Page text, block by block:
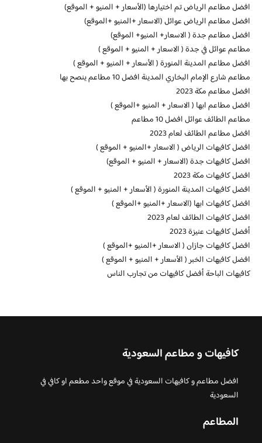
افضل مطاعم الرياض تم اختيارها (الأسعار + المنيو + الموقع)
افضل مطاعم الرياض عوائل (الاسعار +المنيو +الموقع)
افضل مطاعم جدة ( الاسعار+ المنيو+ الموقع)
مطاعم عوائل في جدة ( الاسعار + المنيو + الموقع )
افضل مطاعم المدينة المنورة ( الأسعار + المنيو + الموقع )
مطاعم شارع الإمام البخاري المدينة افضل 10 مطاعم ينصح بها
افضل مطاعم مكة 2023
افضل مطاعم ابها ( الاسعار + المنيو +الموقع )
مطاعم الطائف عوائل افضل 10 مطاعم
افضل مطاعم الطائف لعام 2023
افضل كافيهات الرياض ( الاسعار +المنيو + الموقع )
افضل كافيهات جدة (الاسعار + المنيو + الموقع)
افضل كافيهات مكة 2023
افضل كافيهات المدينة المنورة ( الأسعار + المنيو + الموقع )
افضل كافيهات ابها (الاسعار +المنيو +الموقع )
افضل كافيهات الطائف لعام 2023
أفضل كافيهات عنيزة 2023
افضل كافيهات جازان ( الاسعار +المنيو +الموقع )
افضل كافيهات الخبر ( الأسعار + المنيو + الموقع )
كافيهات الباحة أفضل كافيهات من تجارب الناس
كافيهات و مطاعم السعودية
افضل مطاعم و كافيهات السعودية في موقع واحد مطعم او كافي في
السعودية
المطاعم